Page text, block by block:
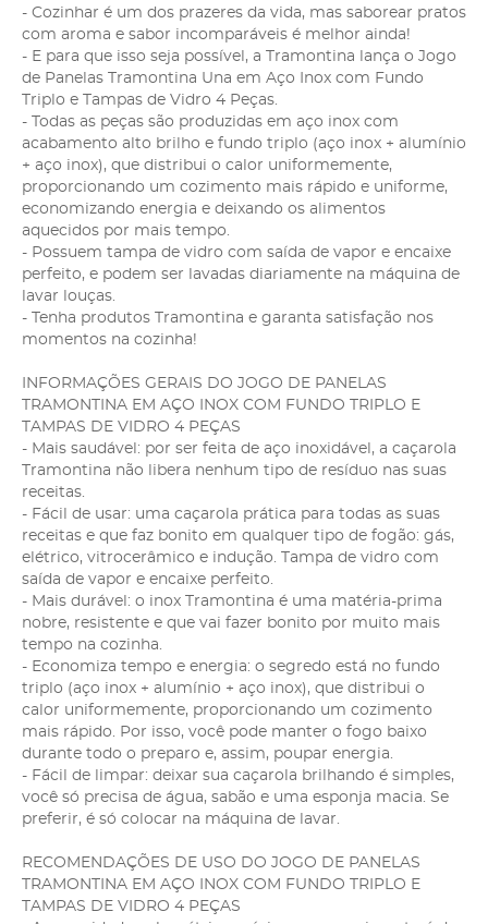
- Cozinhar é um dos prazeres da vida, mas saborear pratos
com aroma e sabor incomparáveis é melhor ainda!
- E para que isso seja possível, a Tramontina lança o Jogo
de Panelas Tramontina Una em Aço Inox com Fundo
Triplo e Tampas de Vidro 4 Peças.
- Todas as peças são produzidas em aço inox com
acabamento alto brilho e fundo triplo (aço inox + alumínio
+ aço inox), que distribui o calor uniformemente,
proporcionando um cozimento mais rápido e uniforme,
economizando energia e deixando os alimentos
aquecidos por mais tempo.
- Possuem tampa de vidro com saída de vapor e encaixe
perfeito, e podem ser lavadas diariamente na máquina de
lavar louças.
- Tenha produtos Tramontina e garanta satisfação nos
momentos na cozinha!
INFORMAÇÕES GERAIS DO JOGO DE PANELAS
TRAMONTINA EM AÇO INOX COM FUNDO TRIPLO E
TAMPAS DE VIDRO 4 PEÇAS
- Mais saudável: por ser feita de aço inoxidável, a caçarola
Tramontina não libera nenhum tipo de resíduo nas suas
receitas.
- Fácil de usar: uma caçarola prática para todas as suas
receitas e que faz bonito em qualquer tipo de fogão: gás,
elétrico, vitrocerâmico e indução. Tampa de vidro com
saída de vapor e encaixe perfeito.
- Mais durável: o inox Tramontina é uma matéria-prima
nobre, resistente e que vai fazer bonito por muito mais
tempo na cozinha.
- Economiza tempo e energia: o segredo está no fundo
triplo (aço inox + alumínio + aço inox), que distribui o
calor uniformemente, proporcionando um cozimento
mais rápido. Por isso, você pode manter o fogo baixo
durante todo o preparo e, assim, poupar energia.
- Fácil de limpar: deixar sua caçarola brilhando é simples,
você só precisa de água, sabão e uma esponja macia. Se
preferir, é só colocar na máquina de lavar.
RECOMENDAÇÕES DE USO DO JOGO DE PANELAS
TRAMONTINA EM AÇO INOX COM FUNDO TRIPLO E
TAMPAS DE VIDRO 4 PEÇAS